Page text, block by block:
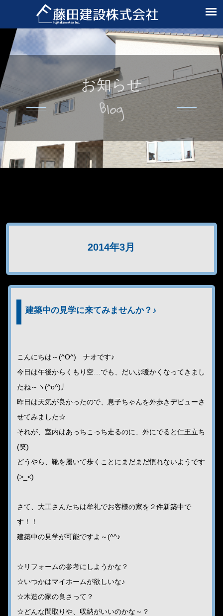
お知らせ
Blog
2014年3月
建築中の見学に来てみませんか？♪
こんにちは～(^O^) ナオです♪
今日は午後からくもり空…でも、だいぶ暖かくなってきまし
たね～ヽ(^o^)丿
昨日は天気が良かったので、息子ちゃんを外歩きデビューさ
せてみました☆
それが、室内はあっちこっち走るのに、外にでると仁王立ち
(笑)
どうやら、靴を履いて歩くことにまだまだ慣れないようです
(>_<)
さて、大工さんたちは牟礼でお客様の家を２件新築中で
す！！
建築中の見学が可能ですよ～(^^♪
☆リフォームの参考にしようかな？
☆いつかはマイホームが欲しいな♪
☆木造の家の良さって？
☆どんな間取りや、収納がいいのかな～？